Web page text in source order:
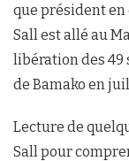
que président en
Sall est allé au
libération des 49
de Bamako en
Lecture de
Sall pour